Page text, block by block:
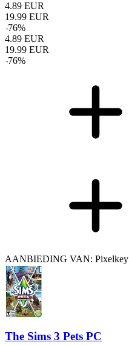
4.89 EUR
19.99 EUR
-76%
4.89 EUR
19.99 EUR
-76%
AANBIEDING VAN: Pixelkey
The Sims 3 Pets PC